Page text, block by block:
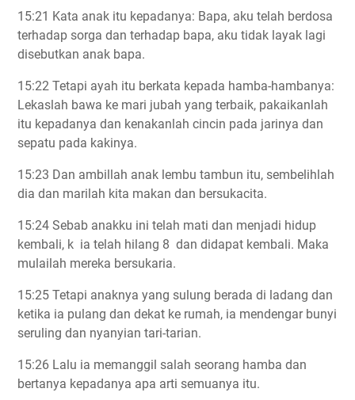
15:21 Kata anak itu kepadanya: Bapa, aku telah berdosa
terhadap sorga dan terhadap bapa, aku tidak layak lagi
disebutkan anak bapa.
15:22 Tetapi ayah itu berkata kepada hamba-hambanya:
Lekaslah bawa ke mari jubah yang terbaik, pakaikanlah
itu kepadanya dan kenakanlah cincin pada jarinya dan
sepatu pada kakinya.
15:23 Dan ambillah anak lembu tambun itu, sembelihlah
dia dan marilah kita makan dan bersukacita.
15:24 Sebab anakku ini telah mati dan menjadi hidup
kembali, k ia telah hilang 8 dan didapat kembali. Maka
mulailah mereka bersukaria.
15:25 Tetapi anaknya yang sulung berada di ladang dan
ketika ia pulang dan dekat ke rumah, ia mendengar bunyi
seruling dan nyanyian tari-tarian.
15:26 Lalu ia memanggil salah seorang hamba dan
bertanya kepadanya apa arti semuanya itu.